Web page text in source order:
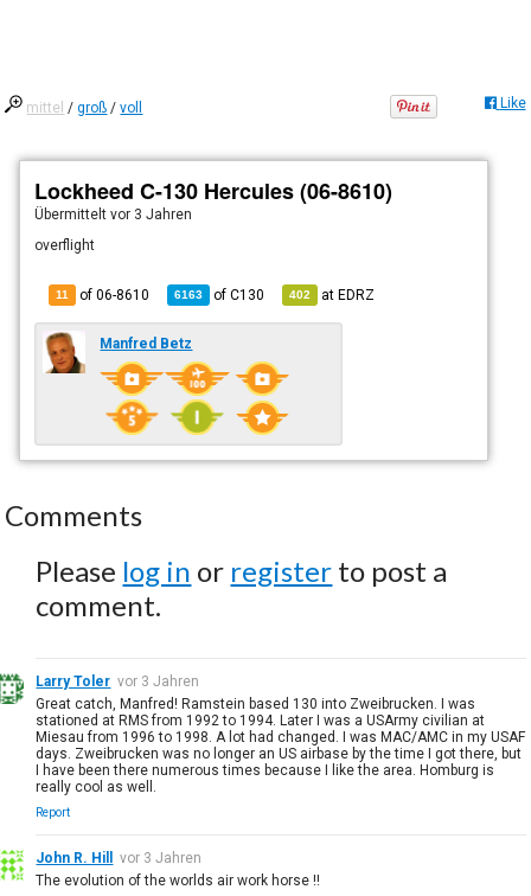
mittel /groß /voll Like
Lockheed C-130 Hercules (06-8610)
Übermitteltvor 3 Jahren
overflight
11 of 06-8610 6163 ofC130 402 atEDRZ
Manfred Betz
Comments
Please log in or register to post a
comment.
Larry Toler vor 3 Jahren
Great catch, Manfred! Ramstein based 130 into Zweibrucken. I was
stationed at RMS from 1992 to 1994. Later I was a USArmy civilian at
Miesau from 1996 to 1998. A lot had changed. I was MAC/AMC in my USAF
days. Zweibrucken was no longer an US airbase by the time I got there, but
I have been there numerous times because I like the area. Homburg is
really cool as well.
Report
John R. Hill
vor 3 Jahren
The evolution of the worlds air work horse !!